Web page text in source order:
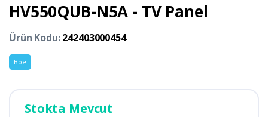
HV550QUB-N5A - TV Panel
Ürün Kodu:242403000454
Boe
Stokta Mevcut